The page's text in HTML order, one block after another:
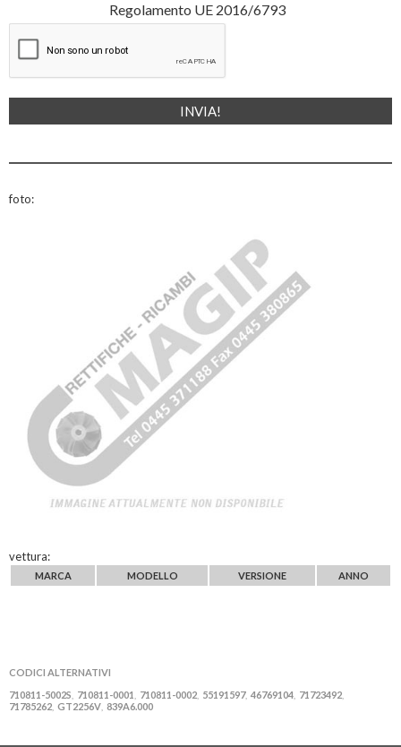
Regolamento UE 2016/6793
foto:
vettura:
MARCA MODELLO VERSIONE ANNO
CODICI ALTERNATIVI
710811-5002S
710811-0001 710811-0002 55191597, 46769104 71723492
71785262 GT2256V 839A6.000